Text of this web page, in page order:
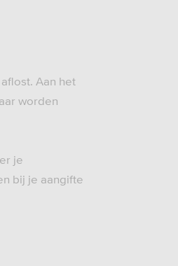
Aan het
worden
je
bij je aangifte